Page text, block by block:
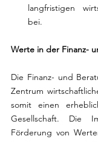
langfristigen
bei.
Werte in der Finanz-
Die Finanz- und
Zentrum
somit einen
Gesellschaft. Die
Förderung von